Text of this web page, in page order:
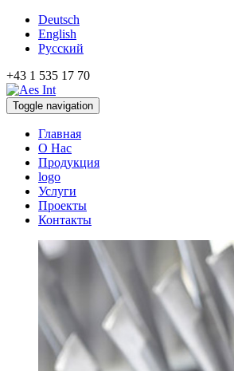
Deutsch
English
Русский
+43 1 535 17 70
Toggle navigation
Главная
О Нас
Продукция
logo
Услуги
Проекты
Контакты